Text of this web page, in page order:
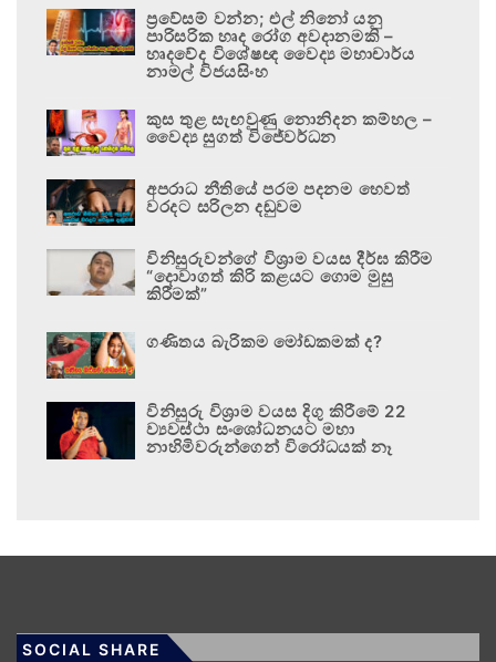
ප්‍රවේසම් වන්න; එල් නිනෝ යනු
පාරිසරික හෘද රෝග අවදානමකි –
හෘදවේද විශේෂඥ වෛද්‍ය මහාචාර්ය
නාමල් විජයසිංහ
කුස තුළ සැඟවුණු නොනිදන කම්හල –
වෛද්‍ය සුගත් විජේවර්ධන
අපරාධ නීතියේ පරම පදනම හෙවත්
වරදට සරිලන දඬුවම
විනිසුරුවන්ගේ විශ්‍රාම වයස දීර්ඝ කිරීම
“දොවාගත් කිරි කළයට ගොම මුසු
කිරීමක්”
ගණිතය බැරිකම මෝඩකමක් ද?
විනිසුරු විශ්‍රාම වයස දිගු කිරීමේ 22
ව්‍යවස්ථා සංශෝධනයට මහා
නාහිමිවරුන්ගෙන් විරෝධයක් නෑ
SOCIAL SHARE